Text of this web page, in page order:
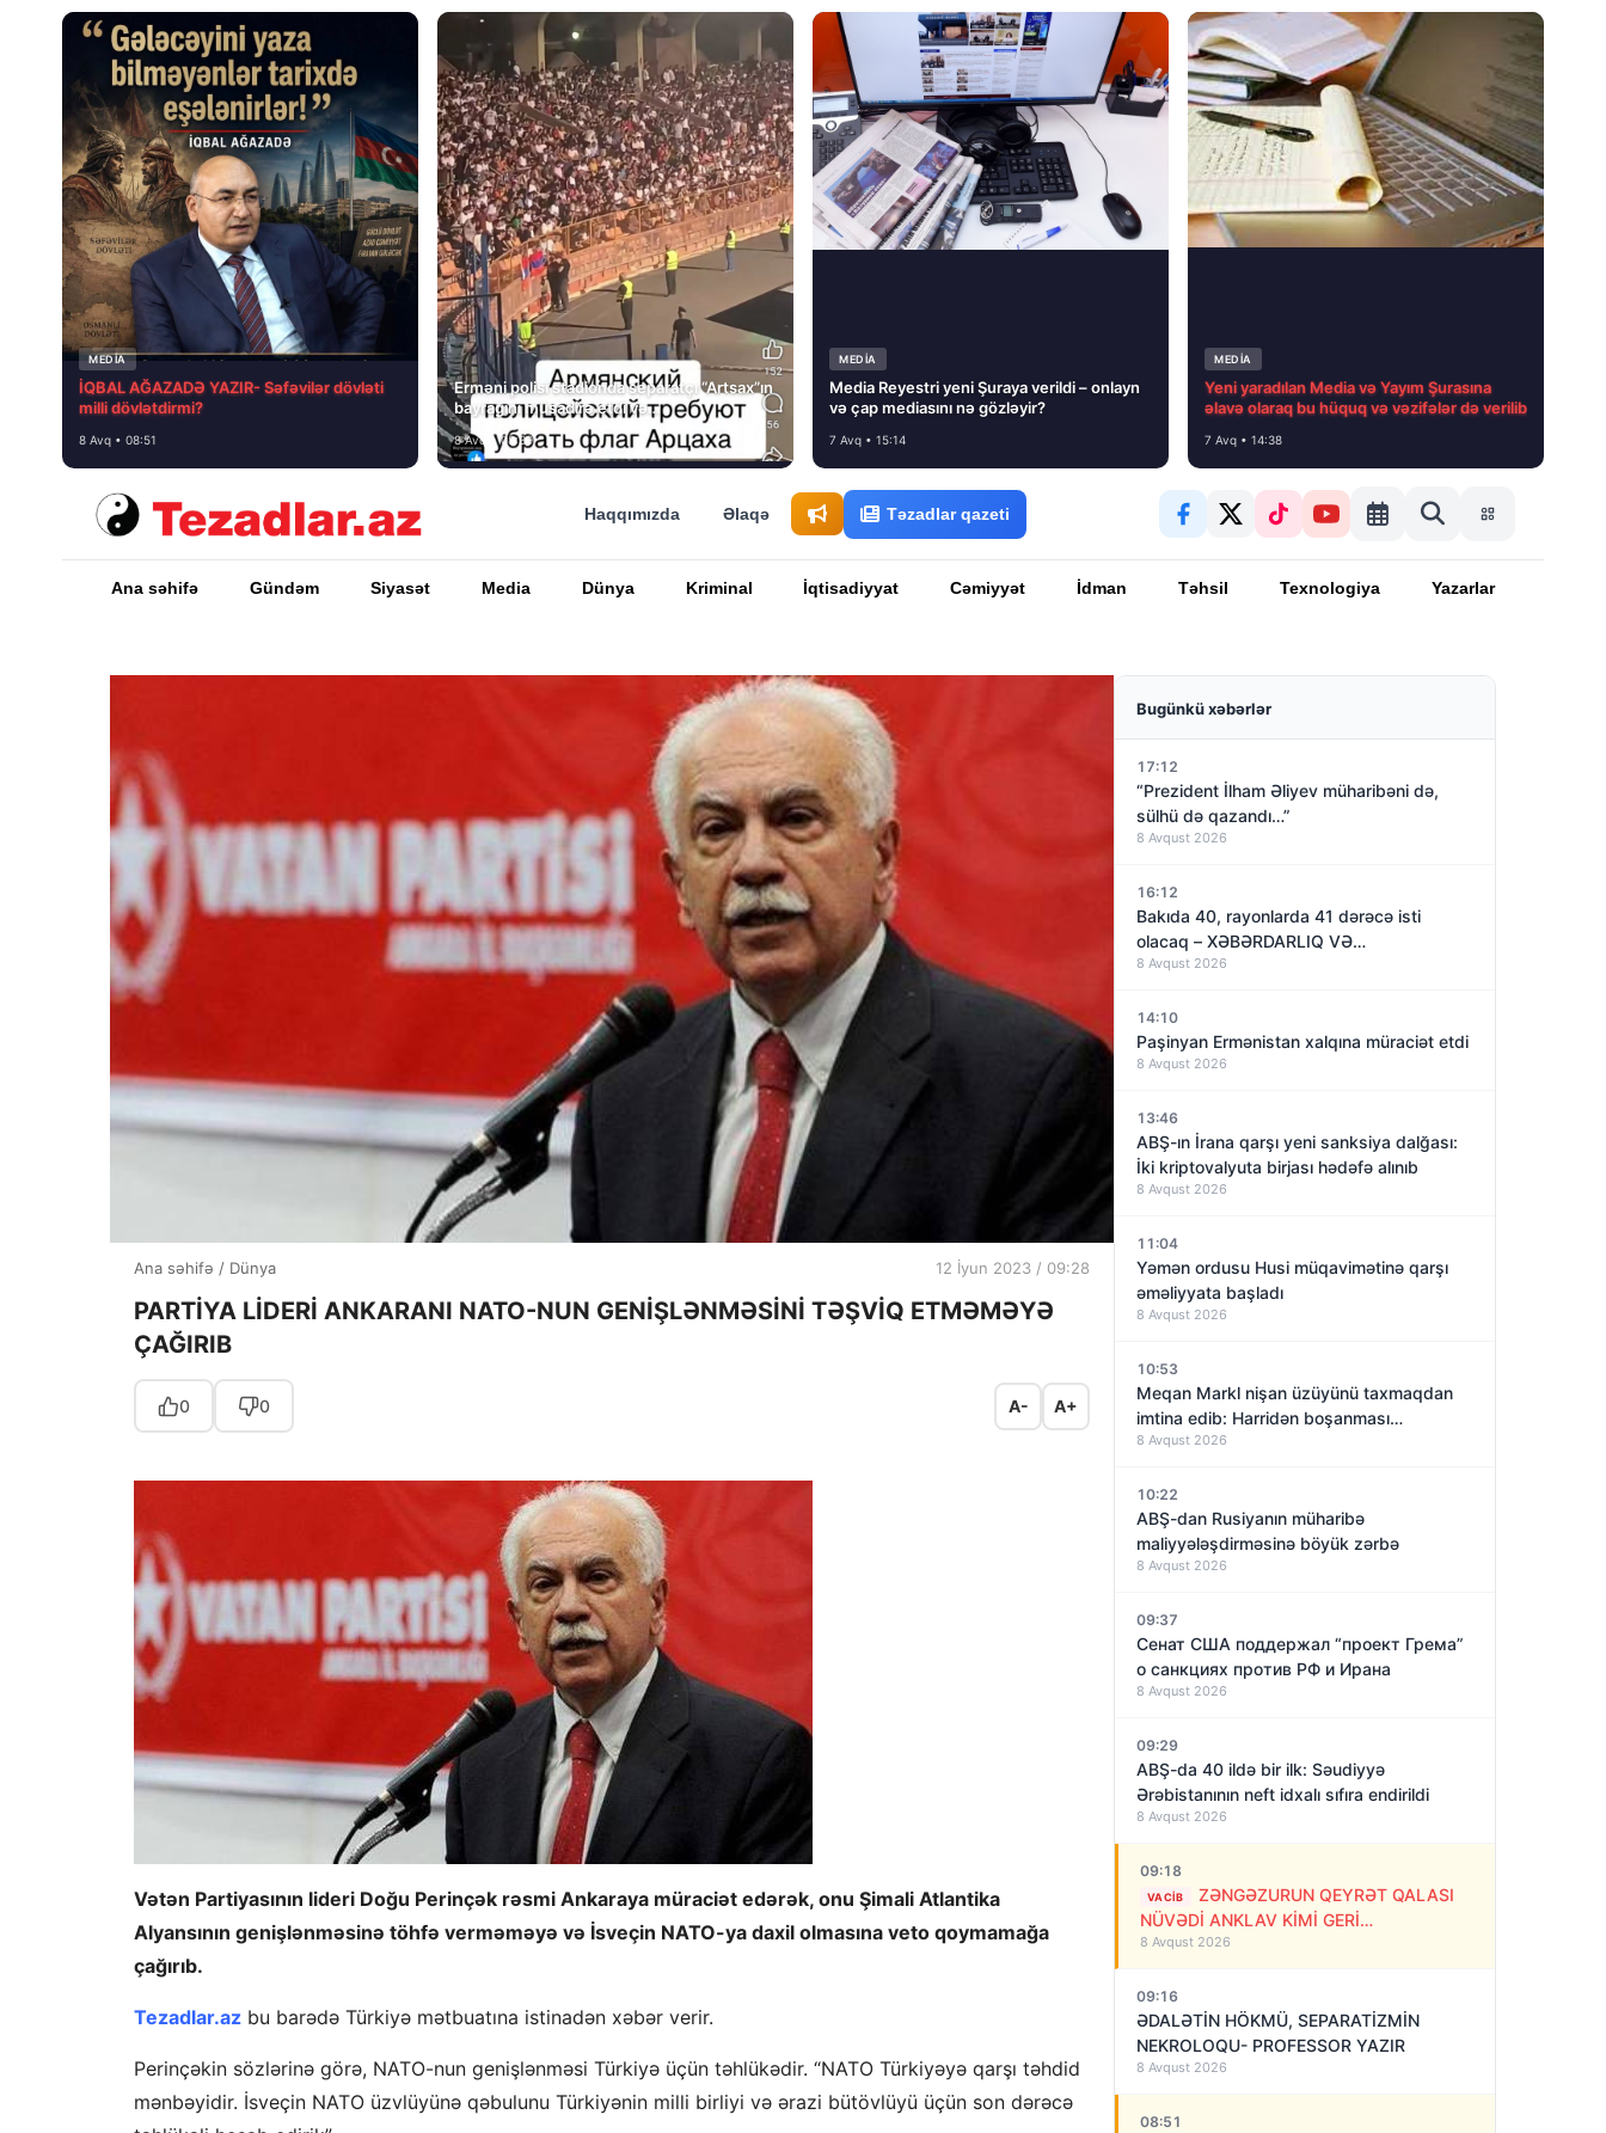
MEDİA
İQBAL AĞAZADƏ YAZIR- Səfəvilər dövləti
milli dövlətdirmi?
8 Avq • 08:51
Erməni polisi stadionda separatçı “Artsax”ın
bayrağını müsadirə etdi və…
8 Avq • 08:39
MEDİA
Media Reyestri yeni Şuraya verildi – onlayn
və çap mediasını nə gözləyir?
7 Avq • 15:14
MEDİA
Yeni yaradılan Media və Yayım Şurasına
əlavə olaraq bu hüquq və vəzifələr də verilib
7 Avq • 14:38
Haqqımızda Əlaqə Təzadlar qazeti
Ana səhifə Gündəm Siyasət Media Dünya Kriminal İqtisadiyyat Cəmiyyət İdman Təhsil Texnologiya Yazarlar
Ana səhifə / Dünya 12 İyun 2023 / 09:28
PARTİYA LİDERİ ANKARANI NATO-NUN GENİŞLƏNMƏSİNİ TƏŞVİQ ETMƏMƏYƏ
ÇAĞIRIB
0 0 A- A+
Vətən Partiyasının lideri Doğu Perinçək rəsmi Ankaraya müraciət edərək, onu Şimali Atlantika
Alyansının genişlənməsinə töhfə verməməyə və İsveçin NATO-ya daxil olmasına veto qoymamağa
çağırıb.
Tezadlar.az bu barədə Türkiyə mətbuatına istinadən xəbər verir.
Perinçəkin sözlərinə görə, NATO-nun genişlənməsi Türkiyə üçün təhlükədir. “NATO Türkiyəyə qarşı təhdid
mənbəyidir. İsveçin NATO üzvlüyünə qəbulunu Türkiyənin milli birliyi və ərazi bütövlüyü üçün son dərəcə
Bugünkü xəbərlər
17:12
“Prezident İlham Əliyev müharibəni də,
sülhü də qazandı…”
8 Avqust 2026
16:12
Bakıda 40, rayonlarda 41 dərəcə isti
olacaq – XƏBƏRDARLIQ VƏ…
8 Avqust 2026
14:10
Paşinyan Ermənistan xalqına müraciət etdi
8 Avqust 2026
13:46
ABŞ-ın İrana qarşı yeni sanksiya dalğası:
İki kriptovalyuta birjası hədəfə alınıb
8 Avqust 2026
11:04
Yəmən ordusu Husi müqavimətinə qarşı
əməliyyata başladı
8 Avqust 2026
10:53
Meqan Markl nişan üzüyünü taxmaqdan
imtina edib: Harridən boşanması
yaxınlaşırmı?
8 Avqust 2026
10:22
ABŞ-dan Rusiyanın müharibə
maliyyələşdirməsinə böyük zərbə
8 Avqust 2026
09:37
Сенат США поддержал “проект Грема”
о санкциях против РФ и Ирана
8 Avqust 2026
09:29
ABŞ-da 40 ildə bir ilk: Səudiyyə
Ərəbistanının neft idxalı sıfıra endirildi
8 Avqust 2026
09:18
VACIB
ZƏNGƏZURUN QEYRƏT QALASI
NÜVƏDİ ANKLAV KİMİ GERİ
QAYTARILMALIDIR!
8 Avqust 2026
09:16
ƏDALƏTİN HÖKMÜ, SEPARATİZMİN
NEKROLOQU- PROFESSOR YAZIR
8 Avqust 2026
08:51